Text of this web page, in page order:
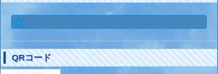
検
索:
QRコード